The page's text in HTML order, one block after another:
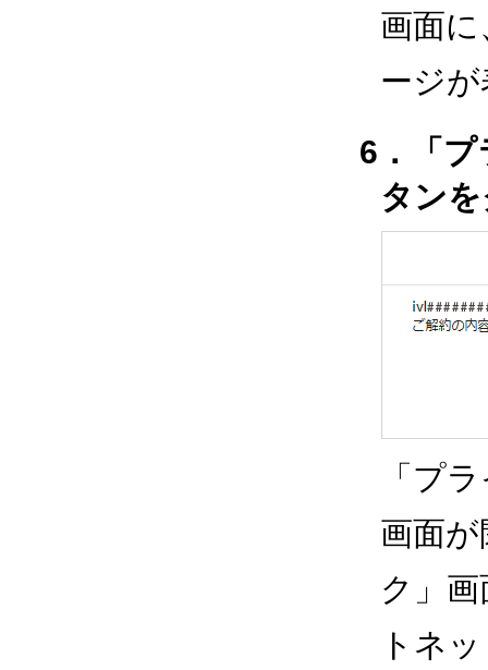
画面
ージ
6．「
タン
「プ
画面
ク」
トネ